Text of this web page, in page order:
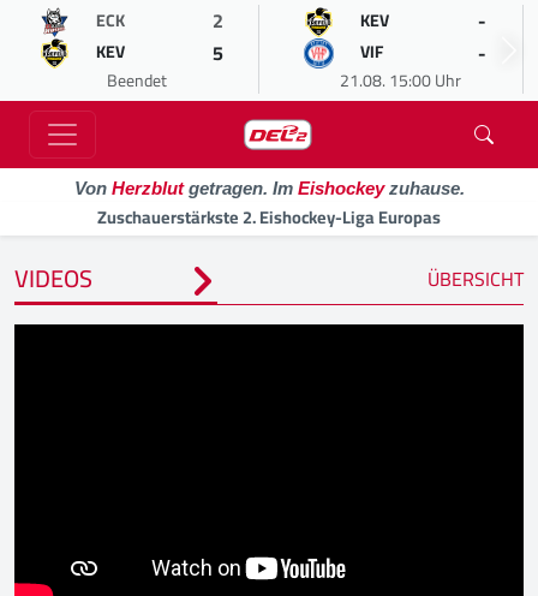
ECK 2
KEV 5
Beendet
KEV -
VIF -
21.08. 15:00 Uhr
Von Herzblutgetragen. Im Eishockeyzuhause.
Zuschauerstärkste 2. Eishockey-Liga Europas
VIDEOS ÜBERSICHT